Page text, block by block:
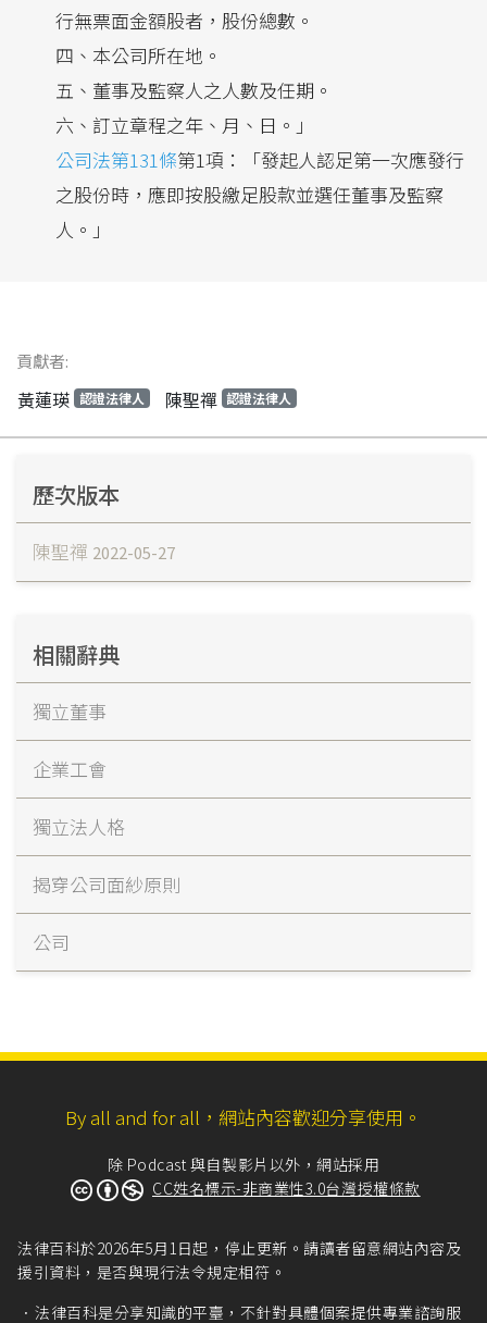
行無票面金額股者，股份總數。
四、本公司所在地。
五、董事及監察人之人數及任期。
六、訂立章程之年、月、日。」
公司法第131條第1項：「發起人認足第一次應發行
之股份時，應即按股繳足股款並選任董事及監察
人。」
貢獻者:
黃蓮瑛 認證法律人 陳聖禪 認證法律人
歷次版本
陳聖禪 2022-05-27
相關辭典
獨立董事
企業工會
獨立法人格
揭穿公司面紗原則
公司
By all and for all，網站內容歡迎分享使用。
除 Podcast 與自製影片以外，網站採用
CC姓名標示-非商業性3.0台灣授權條款
法律百科於2026年5月1日起，停止更新。請讀者留意網站內容及
援引資料，是否與現行法令規定相符。
法律百科是分享知識的平臺，不針對具體個案提供專業諮詢服